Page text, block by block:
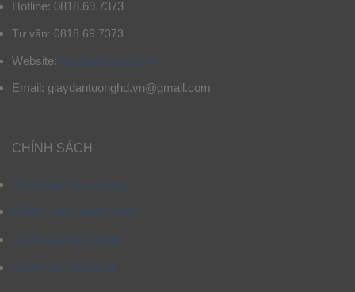
Hotline: 0818.69.7373
Tư vấn: 0818.69.7373
Website: giaydantuonghd.vn
Email: giaydantuonghd.vn@gmail.com
CHÍNH SÁCH
Chính sách mua hàng
Chính sách giao hàng
Chính sách bảo hành
Chính sách bảo mật